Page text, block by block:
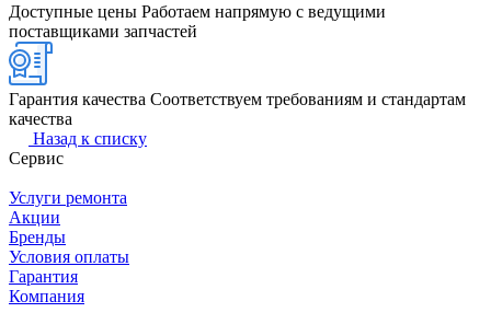
Доступные цены Работаем напрямую с ведущими
поставщиками запчастей
Гарантия качества Соответствуем требованиям и стандартам
качества
Назад к списку
Сервис
Услуги ремонта
Акции
Бренды
Условия оплаты
Гарантия
Компания